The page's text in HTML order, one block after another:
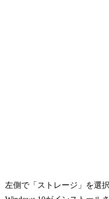
左側で「ストレージ」を選